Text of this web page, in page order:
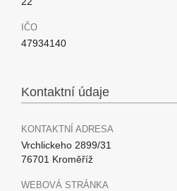
IČO
47934140
Kontaktní údaje
KONTAKTNÍ ADRESA
Vrchlickeho 2899/31
76701 Kroměříž
WEBOVÁ STRÁNKA